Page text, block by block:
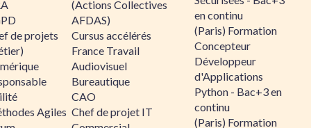
de projets
Agiles
(Actions Collectives
AFDAS)
Cursus accélérés
France Travail
Audiovisuel
Bureautique
CAO
Chef de projet IT
en continu
(Paris) Formation
Concepteur
Développeur
d'Applications
Python - Bac+3 en
continu
(Paris) Formation